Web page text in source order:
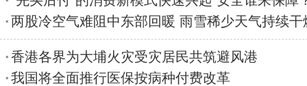
两股冷空气难阻中东部回暖 雨雪稀少天气持续干
香港各界为大埔火灾受灾居民共筑避风港
我国将全面推行医保按病种付费改革